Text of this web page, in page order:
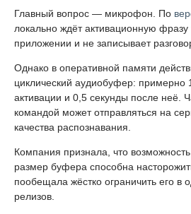
Главный вопрос — микрофон. По
локально ждёт активационную фразу
приложении и не записывает
Однако в оперативной памяти
циклический аудиобуфер: примерно
активации и 0,5 секунды после неё.
командой может отправляться на
качества распознавания.
Компания признала, что
размер буфера способна
пообещала жёстко ограничить его в
релизов.